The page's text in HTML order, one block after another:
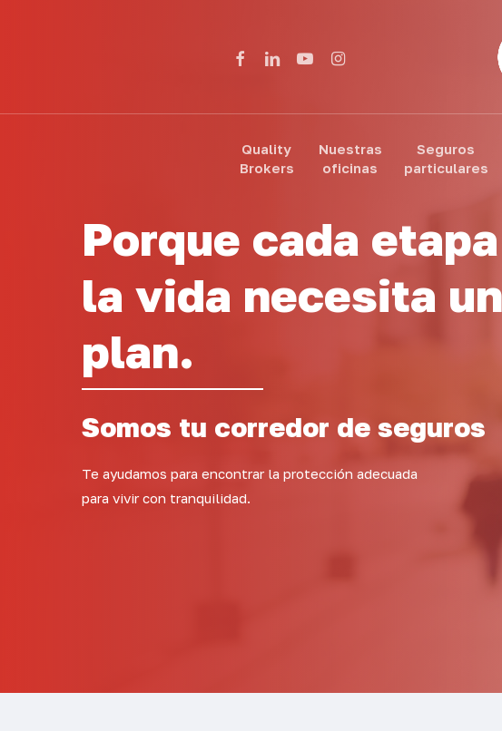
facebooklinkedinyoutubeinstagram
Quality
Brokers
Nuestras
oficinas
Seguros
particulares
Porque cada
la vida necesita un
plan.
Somos tu corredor de seguros
Te ayudamos para encontrar la protección adecuada
para vivir con tranquilidad.